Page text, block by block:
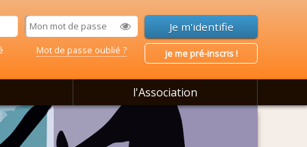
Mot de passe oublié ? je me pré-inscris !
l'Association